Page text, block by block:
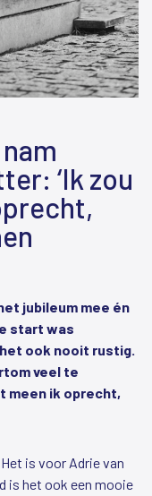
‘Ik zou
jubileum mee én
start was
ook nooit rustig.
veel te
meen ik oprecht,
is voor Adrie van
is het ook een mooie